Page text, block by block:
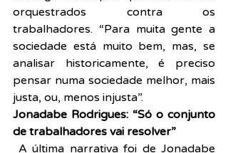
orquestrados contra os
trabalhadores. “Para muita gente a
sociedade está muito bem, mas, se
analisar historicamente, é preciso
pensar numa sociedade melhor, mais
justa, ou, menos injusta”.
Jonadabe Rodrigues: “Só o conjunto
de trabalhadores vai resolver”
A última narrativa foi de Jonadabe